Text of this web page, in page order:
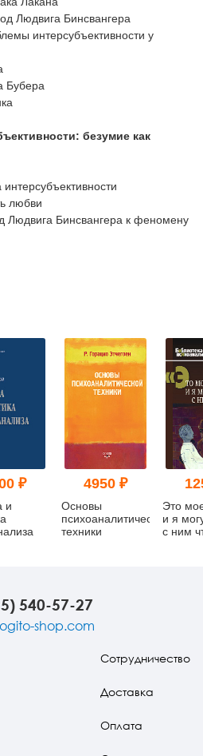
Людвига Бинсвангера
интерсубъективности у
Бубера
безумие как
любви
Людвига Бинсвангера к феномену
₽
и
4950 ₽
Основы
психоаналитической
техники
Это
и я
с ним
540-57-27
shop.com
Сотрудничество
Доставка
Оплата